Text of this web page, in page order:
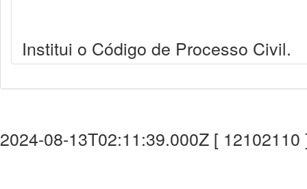
Institui o Código de Processo Civil.
2024-08-13T02:11:39.000Z [ 12102110